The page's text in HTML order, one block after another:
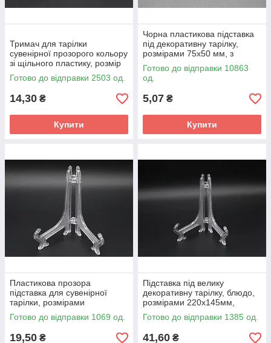
Тримач для тарілки
сувенірної прозорого кольору
зі щільного пластику, розмір
підставки 132х96 мм
Готово до відправки 2503 од.
14,30 ₴
Купити
Чорна пластикова підставка
під декоративну тарілку,
розмірами 75х50 мм, з
міцного пластику
Готово до відправки 10863
од.
5,07 ₴
Купити
Пластикова прозора
підставка для сувенірної
тарілки, розмірами
180х120мм, міцний матеріал
Готово до відправки 1069 од.
19,50 ₴
Підставка під велику
декоративну тарілку, блюдо,
розмірами 220х145мм,
прозора з міцного пластику
Готово до відправки 1385 од.
41,60 ₴